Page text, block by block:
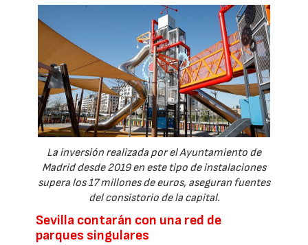
La inversión realizada por el Ayuntamiento de
Madrid desde 2019 en este tipo de instalaciones
supera los 17 millones de euros, aseguran fuentes
del consistorio de la capital.
Sevilla contarán con una red de
parques singulares